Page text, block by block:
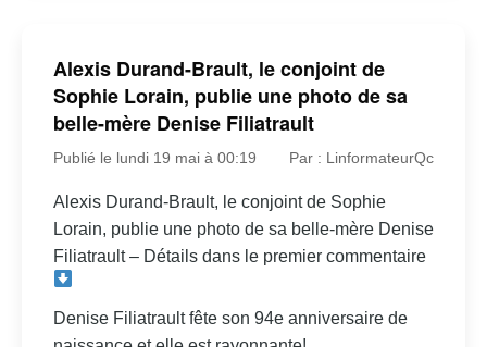
Alexis Durand-Brault, le conjoint de
Sophie Lorain, publie une photo de sa
belle-mère Denise Filiatrault
Publié le lundi 19 mai à 00:19 Par : LinformateurQc
Alexis Durand-Brault, le conjoint de Sophie
Lorain, publie une photo de sa belle-mère Denise
Filiatrault – Détails dans le premier commentaire
Denise Filiatrault fête son 94e anniversaire de